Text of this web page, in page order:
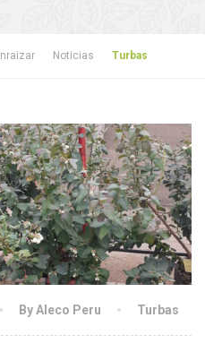
Noticias Turbas
By Aleco Peru Turbas